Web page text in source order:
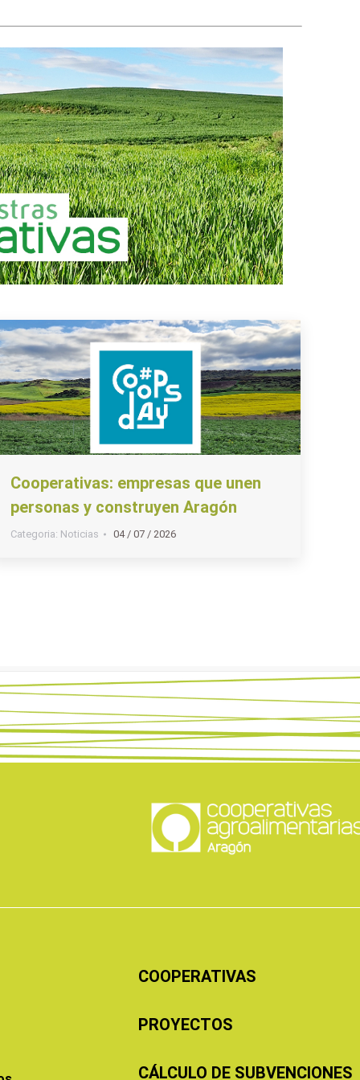
Cooperativas: empresas que unen
personas y construyen Aragón
Categoria: Noticias 04 / 07 / 2026
COOPERATIVAS
PROYECTOS
CÁLCULO DE SUBVENCIONES